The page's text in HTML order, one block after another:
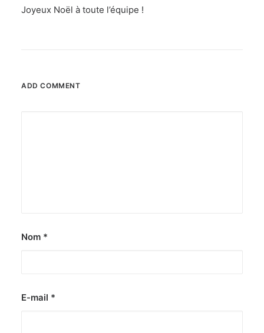
Joyeux Noël à toute l’équipe !
ADD COMMENT
Nom *
E-mail *